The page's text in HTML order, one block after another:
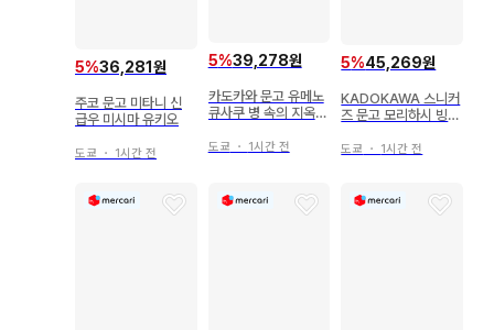
5%36,281원
주코 문고 미타니 신
급우 미시마 유키오
도쿄 ・ 1시간 전
5%39,278원
카도카와 문고 유메노
큐사쿠 병 속의 지옥
도쿄 ・ 1시간 전
5%45,269원
KADOKAWA 스니커
즈 문고 모리하시 빙고
efore the Nightma
도쿄 ・ 1시간 전